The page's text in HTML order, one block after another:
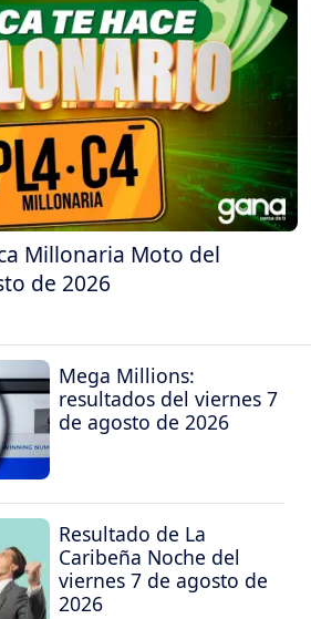
Millonaria Moto del
de 2026
Mega Millions:
resultados del viernes 7
de agosto de 2026
Resultado de La
Caribeña Noche del
viernes 7 de agosto de
2026